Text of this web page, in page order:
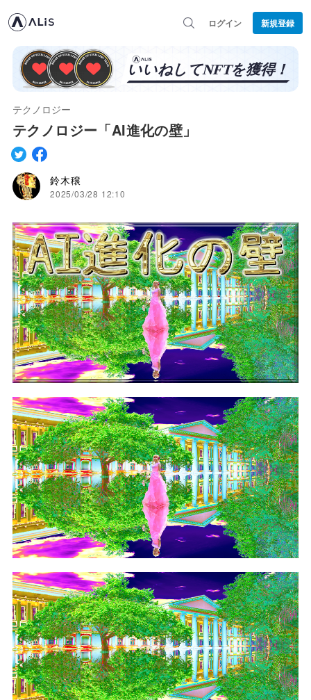
ログイン 新規登録
テクノロジー
テクノロジー「AI進化の壁」
鈴木穣
2025/03/28 12:10